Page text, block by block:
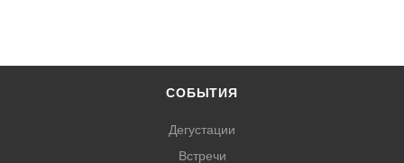
СОБЫТИЯ
Дегустации
Встречи